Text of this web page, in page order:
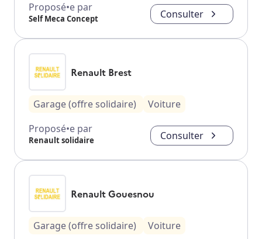
Proposé•e par
Self Meca Concept Consulter
Renault Brest
Garage (offre solidaire)
Voiture
Proposé•e par
Renault solidaire Consulter
Renault Gouesnou
Garage (offre solidaire)
Voiture